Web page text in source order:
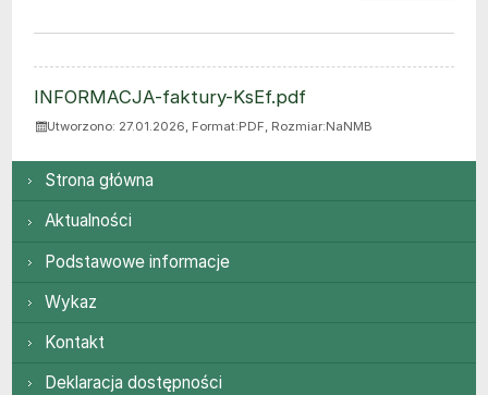
ZAŁĄCZNIKI
INFORMACJA-faktury-KsEf.pdf
Utworzono: 27.01.2026, Format:PDF, Rozmiar:NaNMB
Menu główne
Strona główna
Aktualności
Podstawowe informacje
Wykaz
Kontakt
Deklaracja dostępności